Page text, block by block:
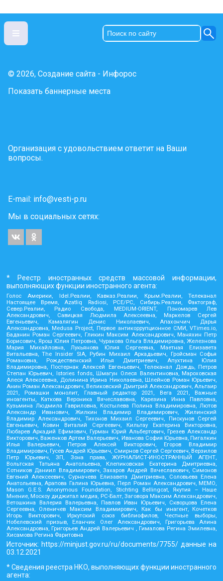
© 2026, Создание сайта - Инфорос
Показать баннерные места
Организация с удовольствием ответит на Ваши
вопросы.
E-mail: info@vesti-p.ru
Мы в социальных сетях:
* Реестр иностранных средств массовой информации,
выполняющих функции иностранного агента:
Голос Америки, Idel.Реалии, Кавказ.Реалии, Крым.Реалии, Телеканал
Настоящее Время, Azatliq Radiosi, PCE/PC, Сибирь.Реалии, Фактограф,
Север.Реалии, Радио Свобода, MEDIUM-ORIENT, Пономарев Лев
Александрович, Савицкая Людмила Алексеевна, Маркелов Сергей
Евгеньевич, Камалягин Денис Николаевич, Апахончич Дарья
Александровна, Medusa Project, Первое антикоррупционное СМИ, VTimes.io,
Баданин Роман Сергеевич, Гликин Максим Александрович, Маняхин Петр
Борисович, Ярош Юлия Петровна, Чуракова Ольга Владимировна, Железнова
Мария Михайловна, Лукьянова Юлия Сергеевна, Маетная Елизавета
Витальевна, The Insider SIA, Рубин Михаил Аркадьевич, Гройсман Софья
Романовна, Рождественский Илья Дмитриевич, Апухтина Юлия
Владимировна, Постернак Алексей Евгеньевич, Телеканал Дождь, Петров
Степан Юрьевич, Istories fonds, Шмагун Олеся Валентиновна, Мароховская
Алеся Алексеевна, Долинина Ирина Николаевна, Шлейнов Роман Юрьевич,
Анин Роман Александрович, Великовский Дмитрий Александрович, Альтаир
2021, Ромашки монолит, Главный редактор 2021, Вега 2021, Важные
иноагенты, Каткова Вероника Вячеславовна, Карезина Инна Павловна,
Кузьмина Людмила Гавриловна, Костылева Полина Владимировна, Лютов
Александр Иванович, Жилкин Владимир Владимирович, Жилинский
Владимир Александрович, Тихонов Михаил Сергеевич, Пискунов Сергей
Евгеньевич, Ковин Виталий Сергеевич, Кильтау Екатерина Викторовна,
Любарев Аркадий Ефимович, Гурман Юрий Альбертович, Грезев Александр
Викторович, Важенков Артем Валерьевич, Иванова София Юрьевна, Пигалкин
Илья Валерьевич, Петров Алексей Викторович, Егоров Владимир
Владимирович, Гусев Андрей Юрьевич, Смирнов Сергей Сергеевич, Верзилов
Петр Юрьевич, ЗП, Зона права, ЖУРНАЛИСТ-ИНОСТРАННЫЙ АГЕНТ,
Вольтская Татьяна Анатольевна, Клепиковская Екатерина Дмитриевна,
Сотников Даниил Владимирович, Захаров Андрей Вячеславович, Симонов
Евгений Алексеевич, Сурначева Елизавета Дмитриевна, Соловьева Елена
Анатольевна, Арапова Галина Юрьевна, Перл Роман Александрович, МЕМО,
Mason G.E.S. Anonymous Foundation, Stichting Bellingcat, Якутия – Наше
Мнение, Москоу диджитал медиа, РС-Балт, Заговора Максим Александрович,
Ветошкина Валерия Валерьевна, Павлов Иван Юрьевич, Скворцова Елена
Сергеевна, Оленичев Максим Владимирович, Как бы инагент, Кочетков
Игорь Викторович, Иркутский союз библиофилов, Честные выборы,
Нобелевский призыв, Еланчик Олег Александрович, Григорьева Алина
Александровна, Григорьев Андрей Валерьевич , Гималова Регина Эмилевна,
Хисамова Регина Фаритовна
Источник: https://minjust.gov.ru/ru/documents/7755/данные на
03.12.2021
* Сведения реестра НКО, выполняющих функции иностранного
агента: